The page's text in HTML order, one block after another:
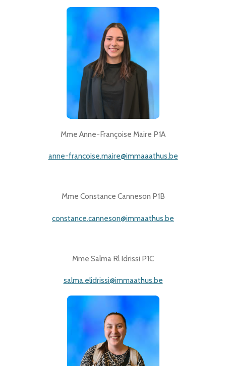
Mme Anne-Françoise Maire P1A
anne-francoise.maire@immaaathus.be
Mme Constance Canneson P1B
constance.canneson@immaathus.be
Mme Salma Rl Idrissi P1C
salma.elidrissi@immaathus.be